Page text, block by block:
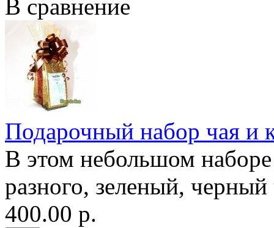
В сравнение
Подарочный набор чая и
В этом небольшом наборе
разного, зеленый,
400.00 р.